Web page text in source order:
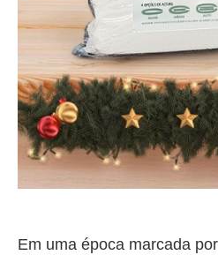
Em uma época marcada